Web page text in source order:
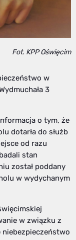
Fot. KPP Oświęcim
w
3
o tym, że
dotarła do służb
od razu
stan
został poddany
w wydychanym
w związku z
niebezpieczeństwo